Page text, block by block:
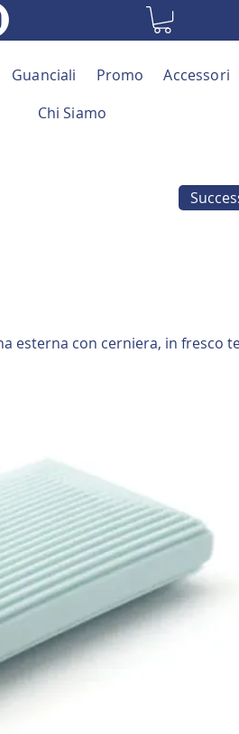
Guanciali Promo Accessori
Chi Siamo
esterna con cerniera, in fresco